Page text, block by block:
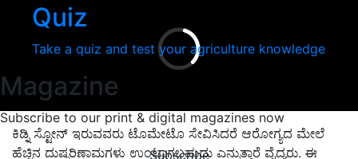
Quiz
Take a quiz and test your agriculture knowledge
Magazine
Subscribe to our print & digital magazines now
Subscribe
ಕಿಡ್ನಿ ಸ್ಟೋನ್ ಇರುವವರು ಟೊಮೇಟೊ ಸೇವಿಸಿದರೆ ಆರೋಗ್ಯದ ಮೇಲೆ
ಹೆಚ್ಚಿನ ದುಷ್ಪರಿಣಾಮಗಳು ಉಂಟಾಗಬಹುದು ಎನ್ನುತ್ತಾರೆ ವೈದ್ಯರು. ಈ